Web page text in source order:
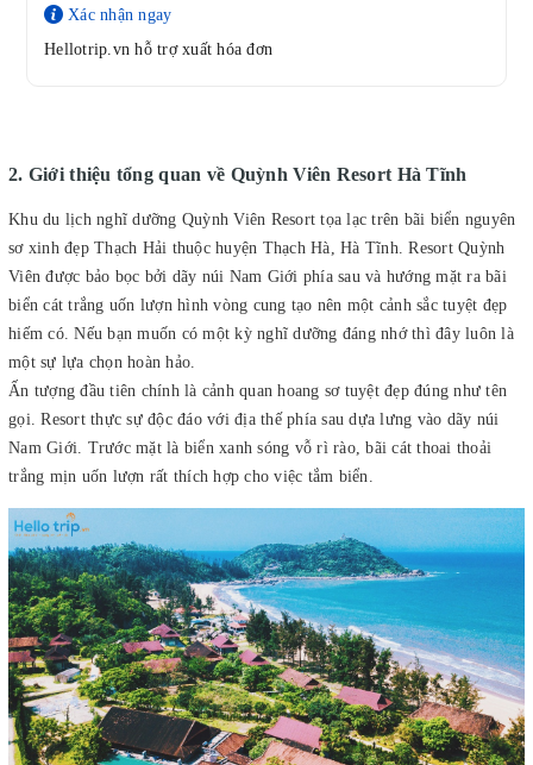
Xác nhận ngay
Hellotrip.vn hỗ trợ xuất hóa đơn
2. Giới thiệu tổng quan về Quỳnh Viên Resort Hà Tĩnh
Khu du lịch nghĩ dưỡng Quỳnh Viên Resort tọa lạc trên bãi biển nguyên
sơ xinh đẹp Thạch Hải thuộc huyện Thạch Hà, Hà Tĩnh. Resort Quỳnh
Viên được bảo bọc bởi dãy núi Nam Giới phía sau và hướng mặt ra bãi
biển cát trắng uốn lượn hình vòng cung tạo nên một cảnh sắc tuyệt đẹp
hiếm có. Nếu bạn muốn có một kỳ nghĩ dưỡng đáng nhớ thì đây luôn là
một sự lựa chọn hoàn hảo.
Ấn tượng đầu tiên chính là cảnh quan hoang sơ tuyệt đẹp đúng như tên
gọi. Resort thực sự độc đáo với địa thế phía sau dựa lưng vào dãy núi
Nam Giới. Trước mặt là biển xanh sóng vỗ rì rào, bãi cát thoai thoải
trắng mịn uốn lượn rất thích hợp cho việc tắm biển.